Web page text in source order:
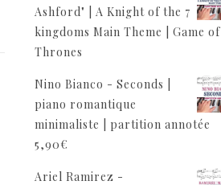
Ashford" | A Knight of the 7
kingdoms Main Theme | Game of
Thrones
Nino Bianco - Seconds |
piano romantique
minimaliste | partition annotée
5,90€
Ariel Ramirez -